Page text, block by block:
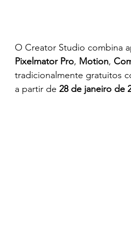
O Creator Studio combina
Pixelmator Pro, Motion,
tradicionalmente gratuitos
a partir de 28 de janeiro de